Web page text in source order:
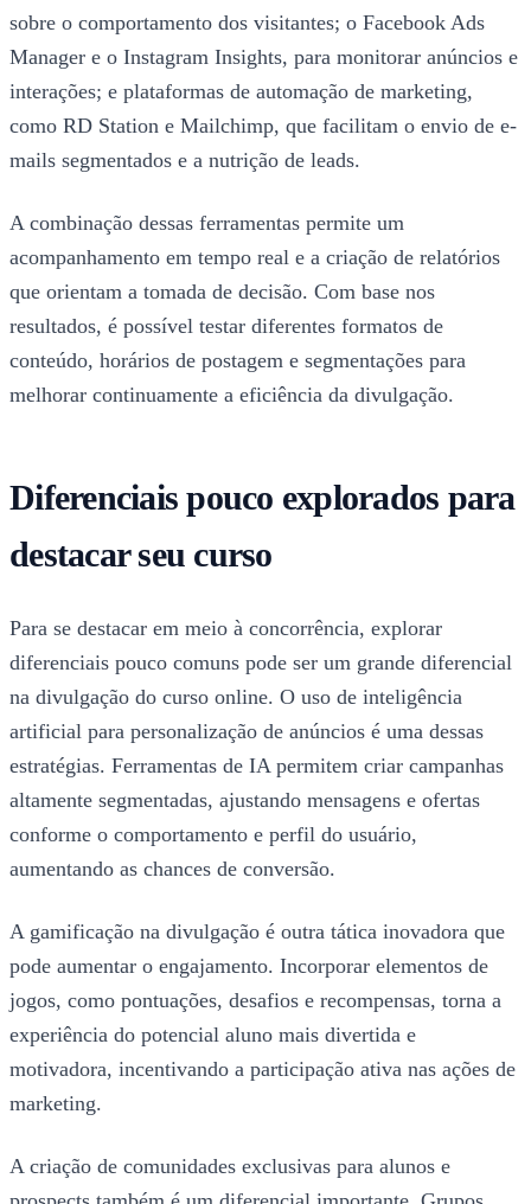
sobre o comportamento dos visitantes; o Facebook Ads
Manager e o Instagram Insights, para monitorar anúncios e
interações; e plataformas de automação de marketing,
como RD Station e Mailchimp, que facilitam o envio de e-
mails segmentados e a nutrição de leads.
A combinação dessas ferramentas permite um
acompanhamento em tempo real e a criação de relatórios
que orientam a tomada de decisão. Com base nos
resultados, é possível testar diferentes formatos de
conteúdo, horários de postagem e segmentações para
melhorar continuamente a eficiência da divulgação.
Diferenciais pouco explorados para
destacar seu curso
Para se destacar em meio à concorrência, explorar
diferenciais pouco comuns pode ser um grande diferencial
na divulgação do curso online. O uso de inteligência
artificial para personalização de anúncios é uma dessas
estratégias. Ferramentas de IA permitem criar campanhas
altamente segmentadas, ajustando mensagens e ofertas
conforme o comportamento e perfil do usuário,
aumentando as chances de conversão.
A gamificação na divulgação é outra tática inovadora que
pode aumentar o engajamento. Incorporar elementos de
jogos, como pontuações, desafios e recompensas, torna a
experiência do potencial aluno mais divertida e
motivadora, incentivando a participação ativa nas ações de
marketing.
A criação de comunidades exclusivas para alunos e